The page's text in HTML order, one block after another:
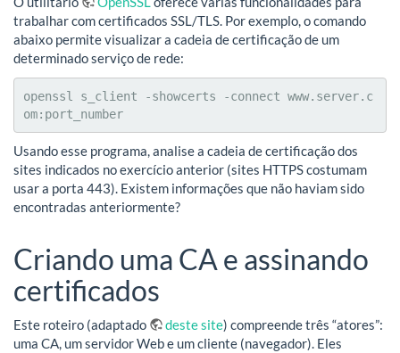
trabalhar com certificados SSL/TLS. Por exemplo, o comando
abaixo permite visualizar a cadeia de certificação de um
determinado serviço de rede:
openssl s_client -showcerts -connect www.server.c
om:port_number
Usando esse programa, analise a cadeia de certificação dos
sites indicados no exercício anterior (sites HTTPS costumam
usar a porta 443). Existem informações que não haviam sido
encontradas anteriormente?
Criando uma CA e assinando
certificados
Este roteiro (adaptado deste site) compreende três “atores”:
uma CA, um servidor Web e um cliente (navegador). Eles